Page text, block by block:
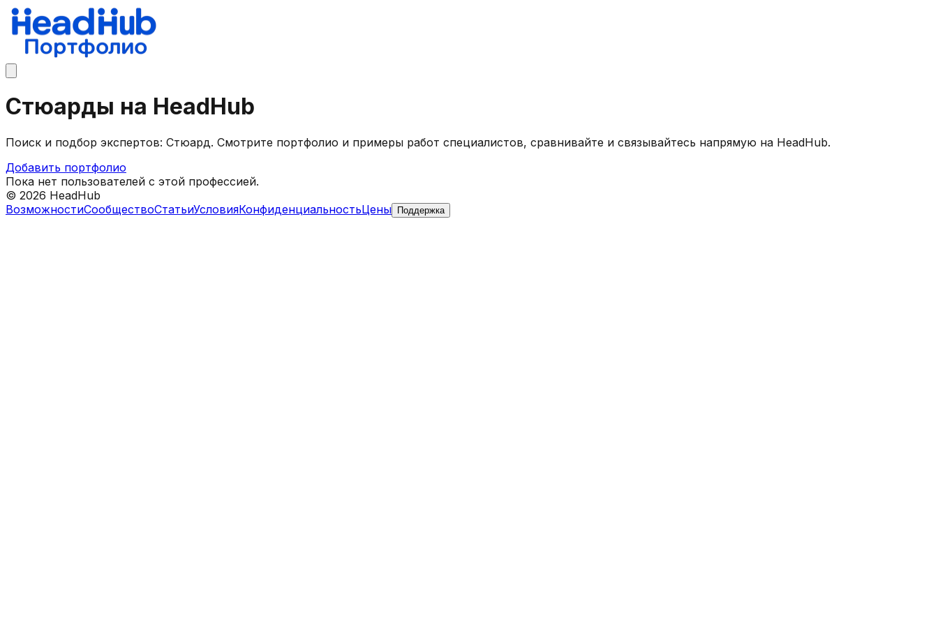
Стюарды на HeadHub
Поиск и подбор экспертов: Стюард. Смотрите портфолио и примеры работ специалистов, сравнивайте и связывайтесь напрямую на HeadHub.
Добавить портфолио
Пока нет пользователей с этой профессией.
© 2026 HeadHub
ВозможностиСообществоСтатьиУсловияКонфиденциальностьЦены Поддержка